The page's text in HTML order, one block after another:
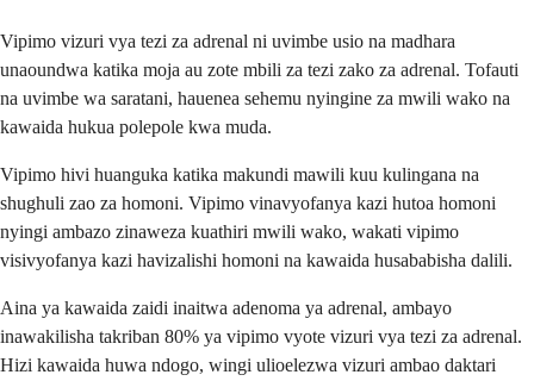
Vipimo vizuri vya tezi za adrenal ni uvimbe usio na madhara
unaoundwa katika moja au zote mbili za tezi zako za adrenal. Tofauti
na uvimbe wa saratani, hauenea sehemu nyingine za mwili wako na
kawaida hukua polepole kwa muda.
Vipimo hivi huanguka katika makundi mawili kuu kulingana na
shughuli zao za homoni. Vipimo vinavyofanya kazi hutoa homoni
nyingi ambazo zinaweza kuathiri mwili wako, wakati vipimo
visivyofanya kazi havizalishi homoni na kawaida husababisha dalili.
Aina ya kawaida zaidi inaitwa adenoma ya adrenal, ambayo
inawakilisha takriban 80% ya vipimo vyote vizuri vya tezi za adrenal.
Hizi kawaida huwa ndogo, wingi ulioelezwa vizuri ambao daktari